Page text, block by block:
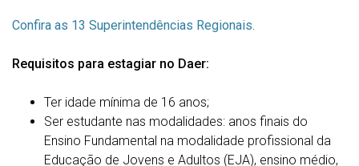
Confira as 13 Superintendências Regionais.
Requisitos para estagiar no Daer:
Ter idade mínima de 16 anos;
Ser estudante nas modalidades: anos finais do
Ensino Fundamental na modalidade profissional da
Educação de Jovens e Adultos (EJA), ensino médio,